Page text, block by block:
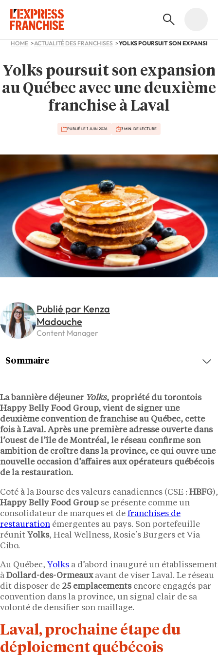
HOME ACTUALITÉ DES FRANCHISES
Yolks poursuit son expansion
au Québec avec une deuxième
franchise à Laval
PUBLIÉ LE 1 JUIN 2026 3 MIN. DE LECTURE
Publié par Kenza
Madouche
Content Manager
La bannière déjeuner Yolks, propriété du torontois
Happy Belly Food Group, vient de signer une
deuxième convention de franchise au Québec, cette
fois à Laval. Après une première adresse ouverte dans
l’ouest de l’île de Montréal, le réseau confirme son
ambition de croître dans la province, ce qui ouvre une
nouvelle occasion d’affaires aux opérateurs québécois
de la restauration.
Coté à la Bourse des valeurs canadiennes (CSE : HBFG),
Happy Belly Food Group se présente comme un
consolidateur de marques et de franchises de
restauration émergentes au pays. Son portefeuille
réunit Yolks, Heal Wellness, Rosie’s Burgers et Via
Cibo.
Au Québec, Yolks a d’abord inauguré un établissement
à Dollard-des-Ormeauxavant de viser Laval. Le réseau
dit disposer de 25 emplacementsencore engagés par
convention dans la province, un signal clair de sa
volonté de densifier son maillage.
Laval, prochaine étape du
déploiement québécois
Sommaire